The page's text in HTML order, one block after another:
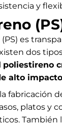
y
es
dos
poliestireno
alto impacto
fabricación
platos y
También